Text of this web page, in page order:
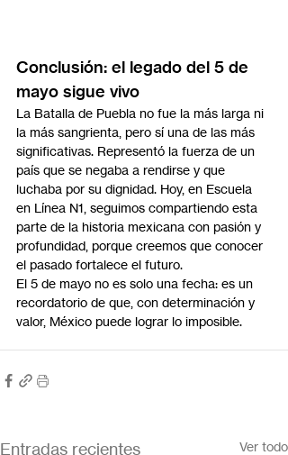
Conclusión: el legado del 5 de
mayo sigue vivo
La Batalla de Puebla no fue la más larga ni
la más sangrienta, pero sí una de las más
significativas. Representó la fuerza de un
país que se negaba a rendirse y que
luchaba por su dignidad. Hoy, en Escuela
en Línea N1, seguimos compartiendo esta
parte de la historia mexicana con pasión y
profundidad, porque creemos que conocer
el pasado fortalece el futuro.
El 5 de mayo no es solo una fecha: es un
recordatorio de que, con determinación y
valor, México puede lograr lo imposible.
Entradas recientes Ver todo